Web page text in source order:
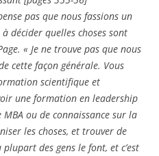
pas que nous fassions un
décider quelles choses sont
« Je ne trouve pas que nous
cette façon générale. Vous
scientifique et
une formation en leadership
ou de connaissance sur la
les choses, et trouver de
plupart des gens le font, et c’est